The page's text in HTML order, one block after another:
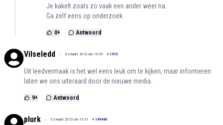
Je kakelt zoals zo vaak een ander weer na.
Ga zelf eens op onderzoek.
0+ Antwoord
Vilseledd 02 maart 2025 om 15:39 + 1973
Uit leedvermaak is het wel eens leuk om te kijken, maar informeren
laten we ons uiteraard door de nieuwe media.
9+ Antwoord
plurk 02 maart 2025 om 15:31 + 149440